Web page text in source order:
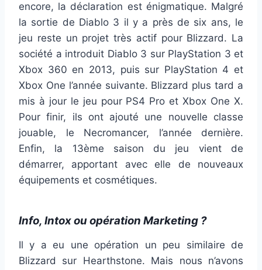
encore, la déclaration est énigmatique. Malgré
la sortie de Diablo 3 il y a près de six ans, le
jeu reste un projet très actif pour Blizzard. La
société a introduit Diablo 3 sur PlayStation 3 et
Xbox 360 en 2013, puis sur PlayStation 4 et
Xbox One l’année suivante. Blizzard plus tard a
mis à jour le jeu pour PS4 Pro et Xbox One X.
Pour finir, ils ont ajouté une nouvelle classe
jouable, le Necromancer, l’année dernière.
Enfin, la 13ème saison du jeu vient de
démarrer, apportant avec elle de nouveaux
équipements et cosmétiques.
Info, Intox ou opération Marketing ?
Il y a eu une opération un peu similaire de
Blizzard sur Hearthstone. Mais nous n’avons